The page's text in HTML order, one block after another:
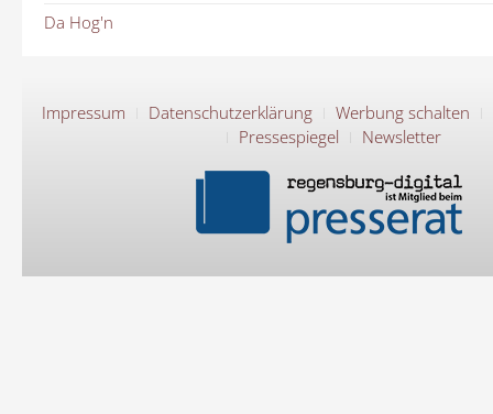
Da Hog'n
Impressum Datenschutzerklärung
Werbung schalten
Pressespiegel
Newsletter